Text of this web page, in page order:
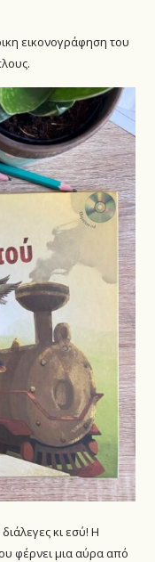
εικονογράφηση του
κι εσύ! Η
φέρνει μια αύρα από